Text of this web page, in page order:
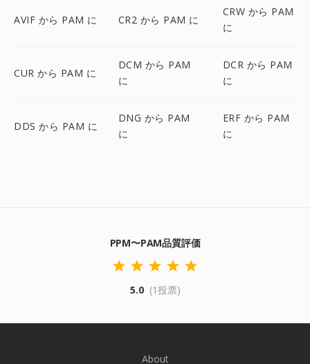
AVIF から PAM に CR2 から PAM に
CRW から PAM
に
CUR から PAM に
DCM から PAM
に
DCR から PAM
に
DDS から PAM に
DNG から PAM
に
ERF から PAM
に
PPM〜PAM品質評価
5.0 (1投票)
About